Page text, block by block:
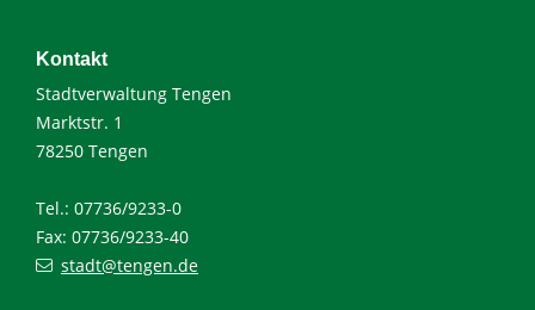
Kontakt
Stadtverwaltung Tengen
Marktstr. 1
78250 Tengen
Tel.: 07736/9233-0
Fax: 07736/9233-40
stadt@tengen.de